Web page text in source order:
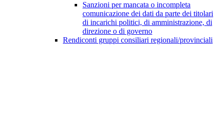
Sanzioni per mancata o incompleta
comunicazione dei dati da parte dei titolari
di incarichi politici, di amministrazione, di
direzione o di governo
Rendiconti gruppi consiliari regionali/provinciali